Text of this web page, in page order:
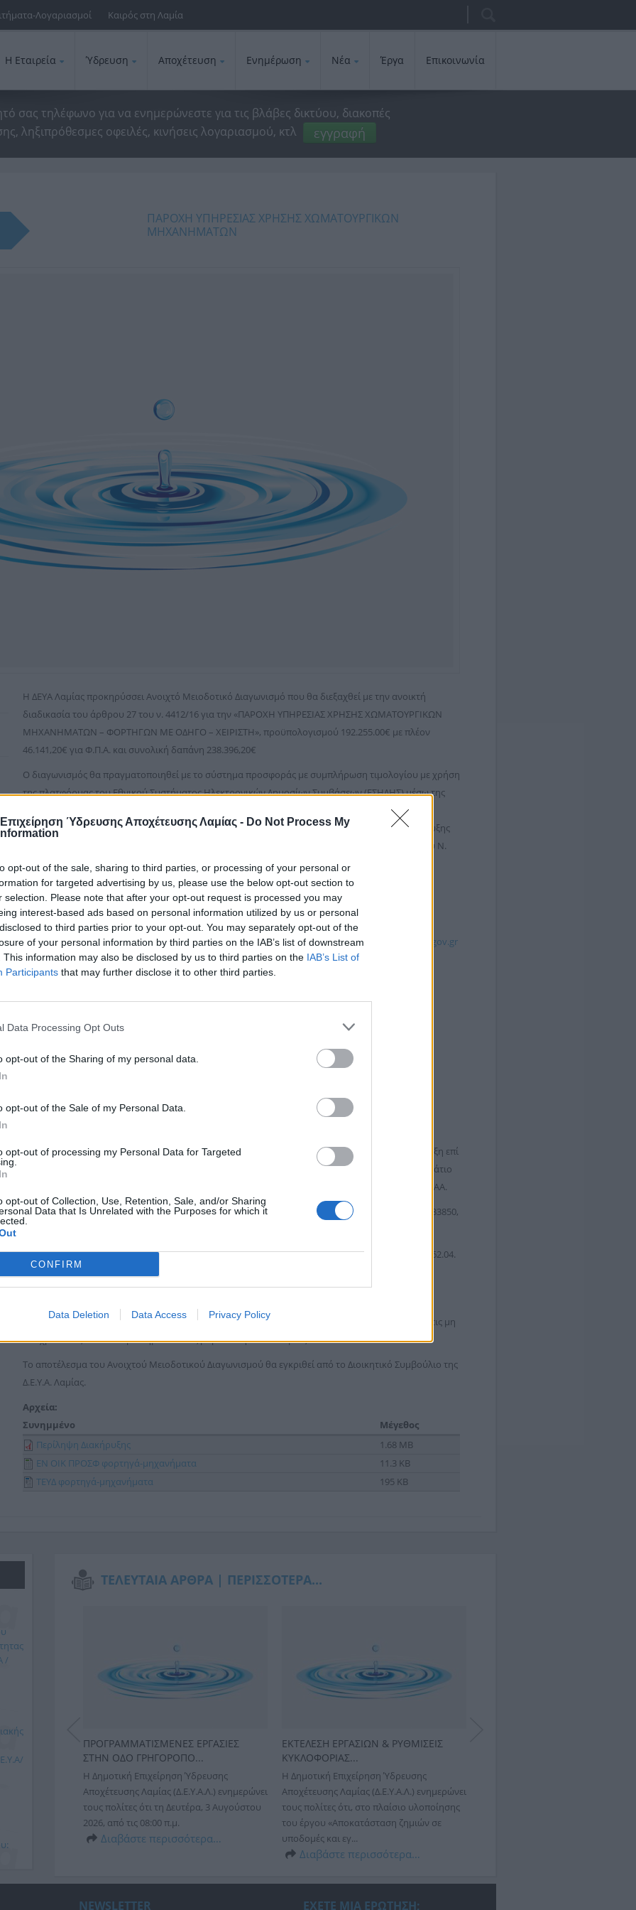
Ύδρευσης Αποχέτευσης Λαμίας - Do Not Process My
opt-out of the sale, sharing to third parties, or processing of your personal or
for targeted advertising by us, please use the below opt-out section to
selection. Please note that after your opt-out request is processed you may
interest-based ads based on personal information utilized by us or personal
to third parties prior to your opt-out. You may separately opt-out of the
of your personal information by third parties on the IAB’s list of downstream
This information may also be disclosed by us to third parties on the IAB’s List of
Participants that may further disclose it to other third parties.
Data Processing Opt Outs
opt-out of the Sharing of my personal data.
opt-out of the Sale of my Personal Data.
opt-out of processing my Personal Data for Targeted
opt-out of Collection, Use, Retention, Sale, and/or Sharing
Data that Is Unrelated with the Purposes for which it
CONFIRM
Data Deletion Data Access Privacy Policy
Λογαριασμοί Καιρός στη Λαμία
Φόρμα
αναζήτησης
Η Εταιρεία Ύδρευση Αποχέτευση Ενημέρωση Νέα Έργα Επικοινωνία
σας τηλέφωνο για να ενημερώνεστε για τις βλάβες δικτύου, διακοπές
ληξιπρόθεσμες οφειλές, κινήσεις λογαριασμού, κτλ
εγγραφή
ΠΑΡΟΧΗ ΥΠΗΡΕΣΙΑΣ ΧΡΗΣΗΣ ΧΩΜΑΤΟΥΡΓΙΚΩΝ
ΜΗΧΑΝΗΜΑΤΩΝ
Η ΔΕΥΑ Λαμίας προκηρύσσει Ανοιχτό Μειοδοτικό Διαγωνισμό που θα διεξαχθεί με την ανοικτή
διαδικασία του άρθρου 27 του ν. 4412/16 για την «ΠΑΡΟΧΗ ΥΠΗΡΕΣΙΑΣ ΧΡΗΣΗΣ ΧΩΜΑΤΟΥΡΓΙΚΩΝ
ΜΗΧΑΝΗΜΑΤΩΝ – ΦΟΡΤΗΓΩΝ ΜΕ ΟΔΗΓΟ – ΧΕΙΡΙΣΤΗ», προϋπολογισμού 192.255.00€ με πλέον
46.141,20€ για Φ.Π.Α. και συνολική δαπάνη 238.396,20€
Ο διαγωνισμός θα πραγματοποιηθεί με το σύστημα προσφοράς με συμπλήρωση τιμολογίου με χρήση
της πλατφόρμας του Εθνικού Συστήματος Ηλεκτρονικών Δημοσίων Συμβάσεων (ΕΣΗΔΗΣ) μέσω της
του συστήματος, ύστερα από ελάχιστη προθεσμία
παραλαβής προσφορών είκοσι δύο (22) ημερών, από την ημερομηνία δημοσίευσης της προκήρυξης
της σύμβασης στο ΚΗΜΔΗΣ, σύμφωνα με τα οριζόμενα στην παράγραφο 1α του άρθρου 121 του Ν.
4412/2016 και συγκεκριμένα την Τρίτη, 11-4-2017 και ώρα 15:00.. με συμμετοχή δικαιούχων του
δημοπρατούμενου αντικειμένου.
Η διαδικασία σύναψη της σύμβασης, καθώς και όλες οι ανταλλαγές πληροφοριών, ιδίως η
ηλεκτρονική υποβολή, εκτελούνται με τη χρήση της πλατφόρμας του Εθνικού Συστήματος
Ηλεκτρονικών Δημοσίων Συμβάσεων (ΕΣΗΔΗΣ), μέσω της Διαδικτυακής πύληςwww.promitheus.gov.gr
του ως άνω συστήματος.
1) Παροχή υπηρεσίας μηχανήματος JCB,
3) Παροχή υπηρεσίας φορτηγού,
4) Παροχή υπηρεσίας μηχανήματος τσάπας,
7) Παροχή υπηρεσίας μηχανήματος γερανού,
Εγγύηση συμμετοχής στον διαγωνισμό ορίζεται ποσό που καθορίζεται στην αναλυτική διακήρυξη επί
της προϋπολογισθείσας δαπάνης χωρίς Φ.Π.Α. ανά είδος μηχανήματος και κατατίθεται με γραμμάτιο
του Ταμείου Παρακαταθηκών και Δανείων ή εγγυητική επιστολή αναγνωρισμένης Τράπεζας ή ΕΤΑΑ.
Πληροφορίες στη ΔΕΥΑ Λαμίας οδός Α. Παπανδρέου και Τ. Ισαάκ, 35133, Λαμία, τηλέφωνο 22310-33850,
Η παροχή υπηρεσιών προϋπολογισμού θα χρηματοδοτηθεί από ιδίους πόρους της ΔΕΥΑΛ. Κ.Α.: 62.04.
Στο Διαγωνισμό γίνονται δεκτοί Φυσικά ή Νομικά πρόσωπα (ημεδαπά ή αλλοδαπά), εταιρείες ή
Η δαπάνη για τις υποχρεωτικές από το νόμο δημοσιεύσεις βαρύνει τον ανάδοχο. Η δαπάνη για τις μη
υποχρεωτικές από το νόμο δημοσιεύσεις βαρύνει την ΔΕΥΑ Λαμίας.
Το αποτέλεσμα του Ανοιχτού Μειοδοτικού Διαγωνισμού θα εγκριθεί από το Διοικητικό Συμβούλιο της
Δ.Ε.Υ.Α. Λαμίας.
Αρχεία:
Συνημμένο
Μέγεθος
Περίληψη Διακήρυξης
1.68 MB
ΕΝ ΟΙΚ ΠΡΟΣΦ φορτηγά-μηχανήματα
11.3 KB
ΤΕΥΔ φορτηγά-μηχανήματα
195 KB
/
-
ΤΕΛΕΥΤΑΙΑ ΑΡΘΡΑ | ΠΕΡΙΣΣΟΤΕΡΑ...
26
συ...
ΠΡΟΓΡΑΜΜΑΤΙΣΜΕΝΕΣ ΕΡΓΑΣΙΕΣ
ΣΤΗΝ ΟΔΟ ΓΡΗΓΟΡΟΠΟ...
Η Δημοτική Επιχείρηση Ύδρευσης
Αποχέτευσης Λαμίας (Δ.Ε.Υ.Α.Λ.) ενημερώνει
τους πολίτες ότι τη Δευτέρα, 3 Αυγούστου
2026, από τις 08:00 π.μ.
Διαβάστε περισσότερα…
ΕΚΤΕΛΕΣΗ ΕΡΓΑΣΙΩΝ & ΡΥΘΜΙΣΕΙΣ
ΚΥΚΛΟΦΟΡΙΑΣ...
Η Δημοτική Επιχείρηση Ύδρευσης
Αποχέτευσης Λαμίας (Δ.Ε.Υ.Α.Λ.) ενημερώνει
τους πολίτες ότι, στο πλαίσιο υλοποίησης
του έργου «Αποκατάσταση ζημιών σε
υποδομές και εγ...
Διαβάστε περισσότερα…
NEWSLETTER ΕΧΕΤΕ ΜΙΑ ΕΡΩΤΗΣΗ;